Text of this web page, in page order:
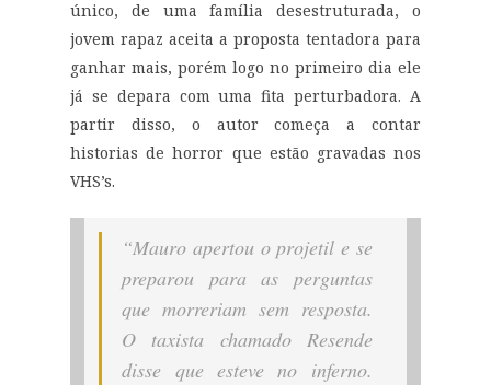
único, de uma família desestruturada, o
jovem rapaz aceita a proposta tentadora para
ganhar mais, porém logo no primeiro dia ele
já se depara comuma fitaperturbadora.A
partir disso, o autor começa a contar
historias de horror que estão gravadas nos
VHS’s.
“Mauro apertou o projetil e se
preparou para as perguntas
que morreriam sem resposta.
O taxista chamado Resende
disse que esteve no inferno.